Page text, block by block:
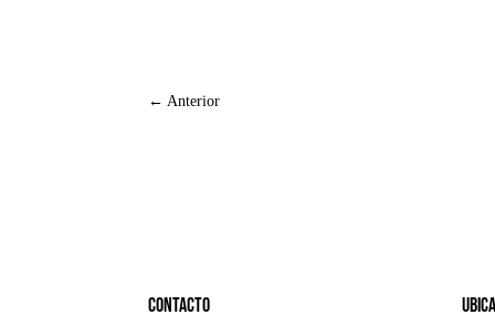
← Anterior
Contacto